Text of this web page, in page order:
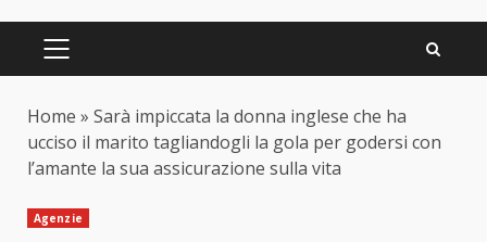
PRIMARY
Home » Sarà impiccata la donna inglese che ha
ucciso il marito tagliandogli la gola per godersi con
l’amante la sua assicurazione sulla vita
Agenzie